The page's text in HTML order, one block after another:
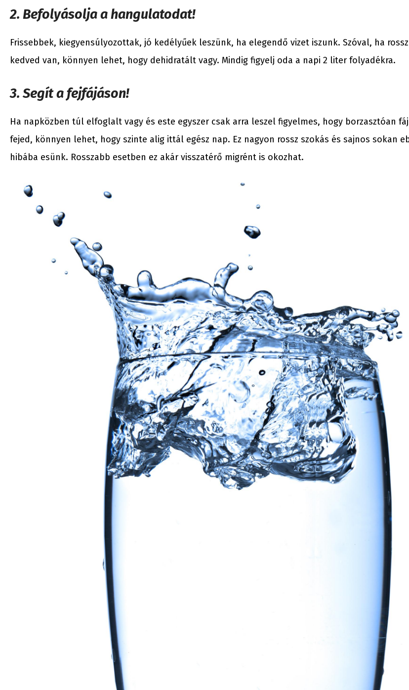
2. Befolyásolja a hangulatodat!
Frissebbek, kiegyensúlyozottak, jó kedélyűek leszünk, ha elegendő vizet iszunk. Szóval, ha rossz
kedved van, könnyen lehet, hogy dehidratált vagy. Mindig figyelj oda a napi 2 liter folyadékra.
3. Segít a fejfájáson!
Ha napközben túl elfoglalt vagy és este egyszer csak arra leszel figyelmes, hogy borzasztóan
fejed, könnyen lehet, hogy szinte alig ittál egész nap. Ez nagyon rossz szokás és sajnos sokan
hibába esünk. Rosszabb esetben ez akár visszatérő migrént is okozhat.